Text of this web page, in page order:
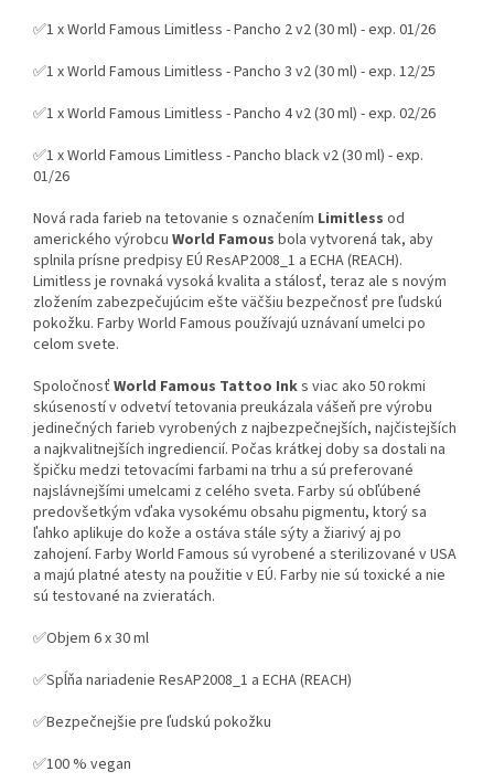
✅1 x World Famous Limitless - Pancho 2 v2 (30 ml) - exp. 01/26
✅1 x World Famous Limitless - Pancho 3 v2 (30 ml) - exp. 12/25
✅1 x World Famous Limitless - Pancho 4 v2 (30 ml) - exp. 02/26
✅1 x World Famous Limitless - Pancho black v2 (30 ml) - exp.
01/26
Nová rada farieb na tetovanie s označením Limitless od
amerického výrobcu World Famous bola vytvorená tak, aby
splnila prísne predpisy EÚ ResAP2008_1 a ECHA (REACH).
Limitless je rovnaká vysoká kvalita a stálosť, teraz ale s novým
zložením zabezpečujúcim ešte väčšiu bezpečnosť pre ľudskú
pokožku. Farby World Famous používajú uznávaní umelci po
celom svete.
Spoločnosť World Famous Tattoo Inks viac ako 50 rokmi
skúseností v odvetví tetovania preukázala vášeň pre výrobu
jedinečných farieb vyrobených z najbezpečnejších, najčistejších
a najkvalitnejších ingrediencií. Počas krátkej doby sa dostali na
špičku medzi tetovacími farbami na trhu a sú preferované
najslávnejšími umelcami z celého sveta. Farby sú obľúbené
predovšetkým vďaka vysokému obsahu pigmentu, ktorý sa
ľahko aplikuje do kože a ostáva stále sýty a žiarivý aj po
zahojení. Farby World Famous sú vyrobené a sterilizované v USA
a majú platné atesty na použitie v EÚ. Farby nie sú toxické a nie
sú testované na zvieratách.
✅Objem 6 x 30 ml
✅Spĺňa nariadenie ResAP2008_1 a ECHA (REACH)
✅Bezpečnejšie pre ľudskú pokožku
✅100 % vegan